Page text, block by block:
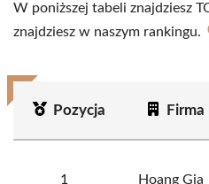
W poniższej tabeli znajdziesz
znajdziesz w naszym rankingu.
Pozycja Firma
1 Hoang Gia